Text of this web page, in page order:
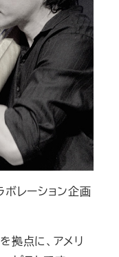
ボレーション企画
拠点に、アメリ